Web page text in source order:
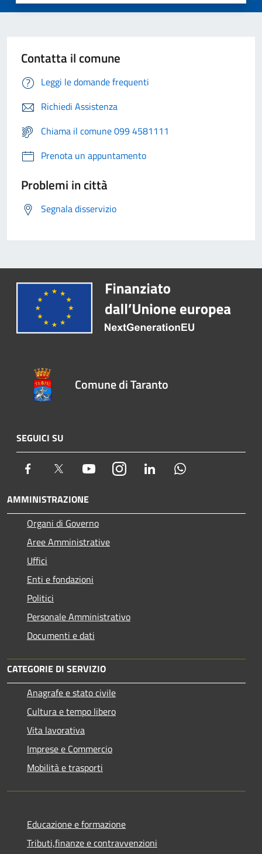
Contatta il comune
Leggi le domande frequenti
Richiedi Assistenza
Chiama il comune 099 4581111
Prenota un appuntamento
Problemi in città
Segnala disservizio
Comune di Taranto
SEGUICI SU
Facebook Twitter YoutubeInstagram LinkedIn
AMMINISTRAZIONE
Organi di Governo
Aree Amministrative
Uffici
Enti e fondazioni
Politici
Personale Amministrativo
Documenti e dati
CATEGORIE DI SERVIZIO
Anagrafe e stato civile
Cultura e tempo libero
Vita lavorativa
Imprese e Commercio
Mobilità e trasporti
Educazione e formazione
Tributi,finanze e contravvenzioni